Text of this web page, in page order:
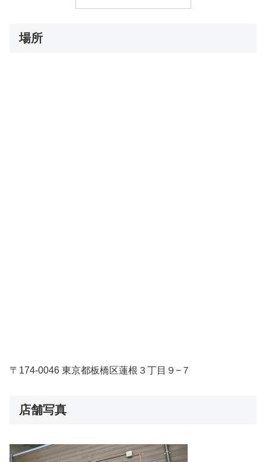
場所
〒174-0046 東京都板橋区蓮根３丁目９−７
店舗写真